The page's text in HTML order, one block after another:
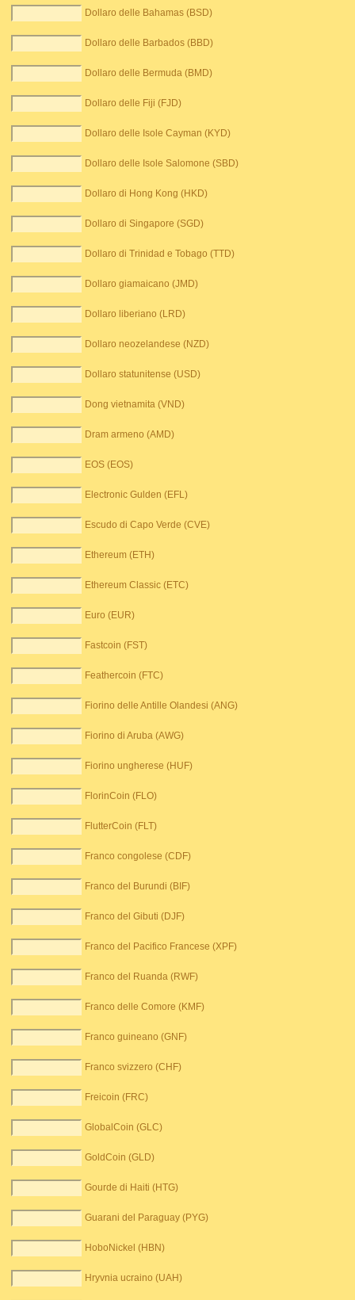
Dollaro delle Bahamas (BSD)
Dollaro delle Barbados (BBD)
Dollaro delle Bermuda (BMD)
Dollaro delle Fiji (FJD)
Dollaro delle Isole Cayman (KYD)
Dollaro delle Isole Salomone (SBD)
Dollaro di Hong Kong (HKD)
Dollaro di Singapore (SGD)
Dollaro di Trinidad e Tobago (TTD)
Dollaro giamaicano (JMD)
Dollaro liberiano (LRD)
Dollaro neozelandese (NZD)
Dollaro statunitense (USD)
Dong vietnamita (VND)
Dram armeno (AMD)
EOS (EOS)
Electronic Gulden (EFL)
Escudo di Capo Verde (CVE)
Ethereum (ETH)
Ethereum Classic (ETC)
Euro (EUR)
Fastcoin (FST)
Feathercoin (FTC)
Fiorino delle Antille Olandesi (ANG)
Fiorino di Aruba (AWG)
Fiorino ungherese (HUF)
FlorinCoin (FLO)
FlutterCoin (FLT)
Franco congolese (CDF)
Franco del Burundi (BIF)
Franco del Gibuti (DJF)
Franco del Pacifico Francese (XPF)
Franco del Ruanda (RWF)
Franco delle Comore (KMF)
Franco guineano (GNF)
Franco svizzero (CHF)
Freicoin (FRC)
GlobalCoin (GLC)
GoldCoin (GLD)
Gourde di Haiti (HTG)
Guarani del Paraguay (PYG)
HoboNickel (HBN)
Hryvnia ucraino (UAH)